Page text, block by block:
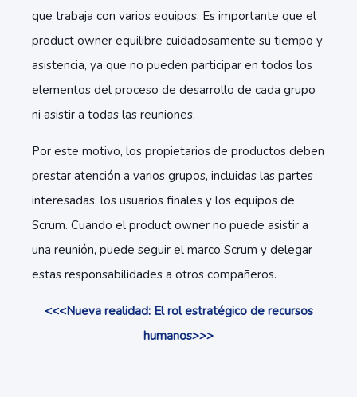
que trabaja con varios equipos. Es importante que el
product owner equilibre cuidadosamente su tiempo y
asistencia, ya que no pueden participar en todos los
elementos del proceso de desarrollo de cada grupo
ni asistir a todas las reuniones.
Por este motivo, los propietarios de productos deben
prestar atención a varios grupos, incluidas las partes
interesadas, los usuarios finales y los equipos de
Scrum. Cuando el product owner no puede asistir a
una reunión, puede seguir el marco Scrum y delegar
estas responsabilidades a otros compañeros.
<<<Nueva realidad: El rol estratégico de recursos
humanos>>>